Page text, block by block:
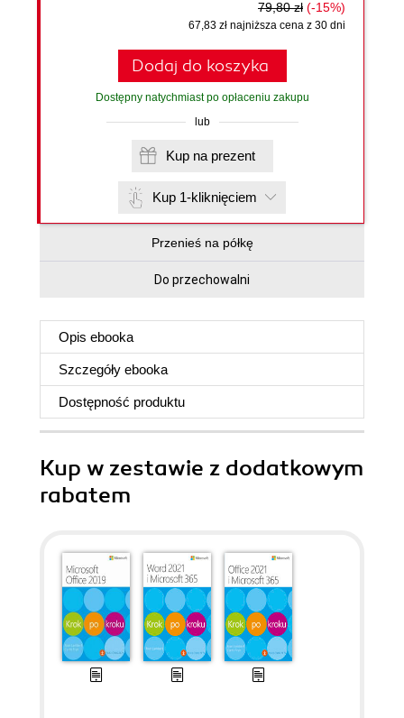
79,80 zł (-15%)
67,83 zł najniższa cena z 30 dni
Dodaj do koszyka
Dostępny natychmiast po opłaceniu zakupu
lub
Kup na prezent
Kup 1-kliknięciem
Przenieś na półkę
Do przechowalni
Opis ebooka
Szczegóły ebooka
Dostępność produktu
Kup w zestawie z dodatkowym
rabatem